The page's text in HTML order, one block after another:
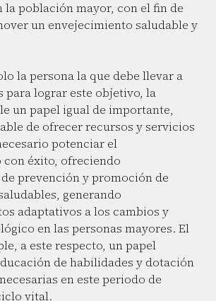
la población mayor, con el fin de
un envejecimiento saludable y
la persona la que debe llevar a
para lograr este objetivo, la
un papel igual de importante,
de ofrecer recursos y servicios
potenciar el
éxito, ofreciendo
prevención y promoción de
generando
adaptativos a los cambios y
en las personas mayores. El
a este respecto, un papel
de habilidades y dotación
en este periodo de
vital.